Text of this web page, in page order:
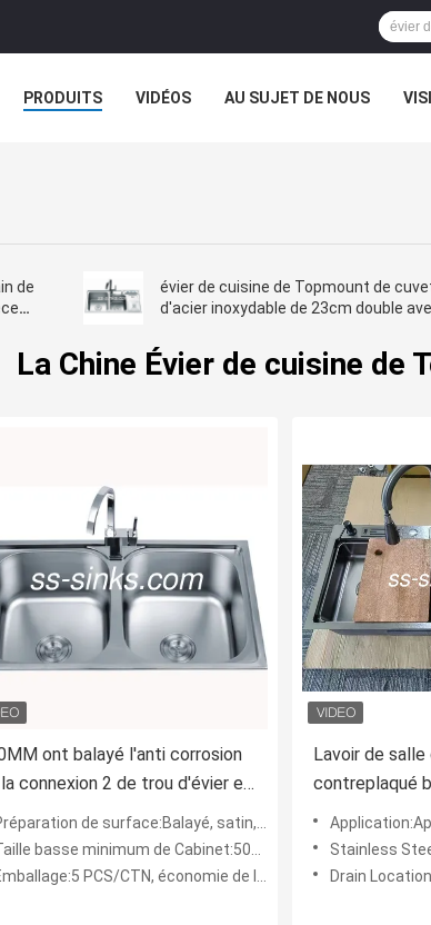
PRODUITS VIDÉOS AU SUJET DE NOUS
de
évier de cuisine de Topmount de
d'acier inoxydable de 23cm double
La Chine Évier de cuisine de
ont balayé l'anti corrosion
connexion 2 de trou d'évier en
d'acier inoxydable
de surface:Balayé, satin, plaqué, poli, nano
basse minimum de Cabinet:500mm
PCS/CTN, économie de l'espace
Lavoir de salle
contreplaqué
petites salles
bolStainless Steel:18/
Drain